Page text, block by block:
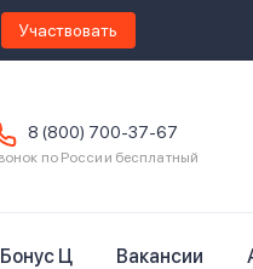
Участвовать
8 (800) 700-37-67
по России бесплатный
Бонус Ц Вакансии